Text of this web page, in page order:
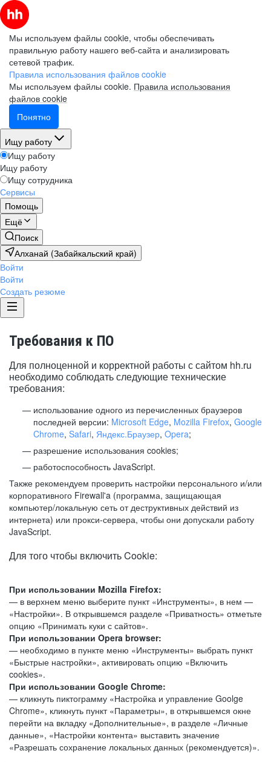
Мы используем файлы cookie, чтобы обеспечивать
правильную работу нашего веб-сайта и анализировать
сетевой трафик.
Правила использования файлов cookie
Мы используем файлы cookie. Правила использования
файлов cookie
Понятно
Ищу работу
Ищу работу
Ищу работу
Ищу сотрудника
Сервисы
Помощь
Ещё
Поиск
Алханай (Забайкальский край)
Войти
Войти
Создать резюме
Требования к ПО
Для полноценной и корректной работы с сайтом hh.ru
необходимо соблюдать следующие технические
требования:
использование одного из перечисленных браузеров
последней версии: Microsoft Edge, Mozilla Firefox, Google
Chrome, Safari, Яндекс.Браузер, Opera;
разрешение использования cookies;
работоспособность JavaScript.
Также рекомендуем проверить настройки персонального и/или
корпоративного Firewall'a (программа, защищающая
компьютер/локальную сеть от деструктивных действий из
интернета) или прокси-сервера, чтобы они допускали работу
JavaScript.
Для того чтобы включить Cookie:
При использовании Mozilla Firefox:
— в верхнем меню выберите пункт «Инструменты», в нем —
«Настройки». В открывшемся разделе «Приватность» отметьте
опцию «Принимать куки с сайтов».
При использовании Opera browser:
— необходимо в пункте меню «Инструменты» выбрать пункт
«Быстрые настройки», активировать опцию «Включить
cookies».
При использовании Google Chrome:
— кликнуть пиктограмму «Настройка и управление Goolge
Chrome», кликнуть пункт «Параметры», в открывшемся окне
перейти на вкладку «Дополнительные», в разделе «Личные
данные», «Настройки контента» выставить значение
«Разрешать сохранение локальных данных (рекомендуется)».